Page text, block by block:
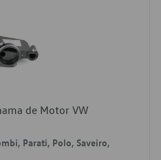
de Motor VW
Parati, Polo, Saveiro,